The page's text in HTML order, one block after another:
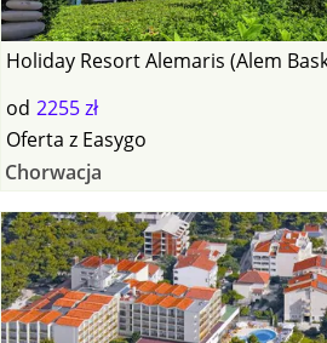
Holiday Resort Alemaris (Alem
od 2255 zł
Oferta z Easygo
Chorwacja